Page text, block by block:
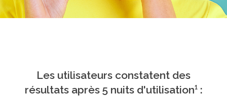
Les utilisateurs constatent des
résultats après 5 nuits d'utilisation¹ :